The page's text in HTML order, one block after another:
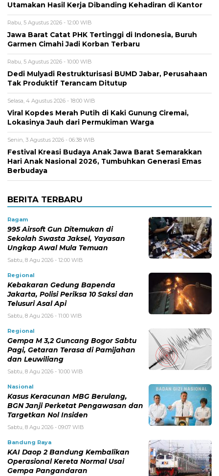
Utamakan Hasil Kerja Dibanding Kehadiran di Kantor
Rabu, 5 Agustus 2026 - 12:00 WIB
Jawa Barat Catat PHK Tertinggi di Indonesia, Buruh
Garmen Cimahi Jadi Korban Terbaru
Rabu, 5 Agustus 2026 - 10:00 WIB
Dedi Mulyadi Restrukturisasi BUMD Jabar, Perusahaan
Tak Produktif Terancam Ditutup
Selasa, 4 Agustus 2026 - 18:00 WIB
Viral Kopdes Merah Putih di Kaki Gunung Ciremai,
Lokasinya Jauh dari Permukiman Warga
Senin, 3 Agustus 2026 - 06:38 WIB
Festival Kreasi Budaya Anak Jawa Barat Semarakkan
Hari Anak Nasional 2026, Tumbuhkan Generasi Emas
Berbudaya
BERITA TERBARU
Ragam
995 Airsoft Gun Ditemukan di
Sekolah Swasta Jaksel, Yayasan
Ungkap Awal Mula Temuan
Sabtu, 8 Agu 2026 - 12:00 WIB
Regional
Kebakaran Gedung Bapenda
Jakarta, Polisi Periksa 10 Saksi dan
Telusuri Asal Api
Sabtu, 8 Agu 2026 - 11:00 WIB
Regional
Gempa M 3,2 Guncang Bogor Sabtu
Pagi, Getaran Terasa di Pamijahan
dan Leuwiliang
Sabtu, 8 Agu 2026 - 10:00 WIB
Nasional
Kasus Keracunan MBG Berulang,
BGN Janji Perketat Pengawasan dan
Targetkan Nol Insiden
Sabtu, 8 Agu 2026 - 09:07 WIB
Bandung Raya
KAI Daop 2 Bandung Kembalikan
Operasional Kereta Normal Usai
Gempa Pangandaran